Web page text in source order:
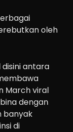
oleh
antara
March viral
dengan
banyak
di